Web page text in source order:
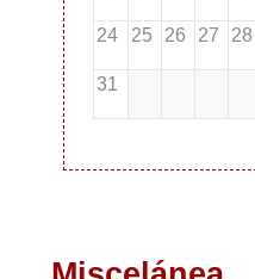
24 25 26 27 28
31